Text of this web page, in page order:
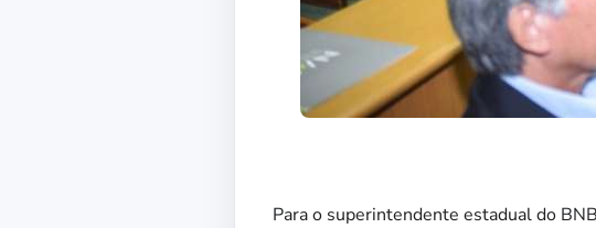
Para o superintendente estadual do